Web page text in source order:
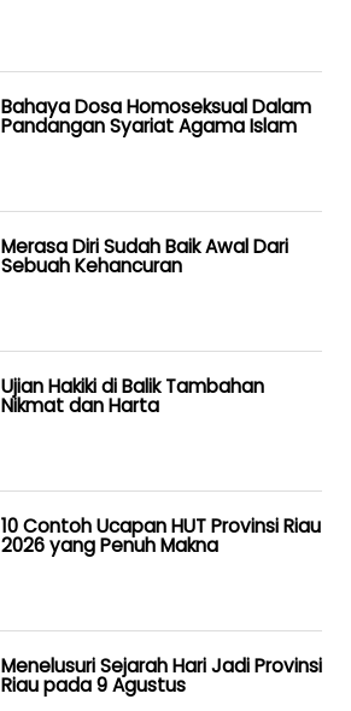
Bahaya Dosa Homoseksual Dalam
Pandangan Syariat Agama Islam
Merasa Diri Sudah Baik Awal Dari
Sebuah Kehancuran
Ujian Hakiki di Balik Tambahan
Nikmat dan Harta
10 Contoh Ucapan HUT Provinsi Riau
2026 yang Penuh Makna
Menelusuri Sejarah Hari Jadi Provinsi
Riau pada 9 Agustus